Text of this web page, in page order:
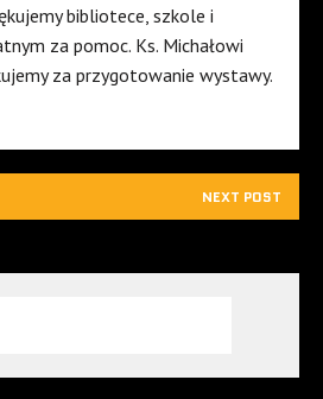
bibliotece, szkole i
za pomoc. Ks. Michałowi
za przygotowanie wystawy.
NEXT POST